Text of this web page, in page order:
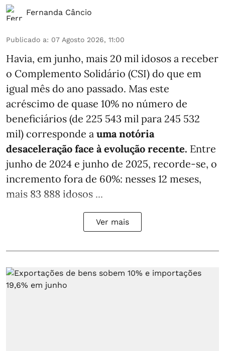
Fernanda Câncio
Publicado a: 07 Agosto 2026, 11:00
Havia, em junho, mais 20 mil idosos a receber
o Complemento Solidário (CSI) do que em
igual mês do ano passado. Mas este
acréscimo de quase 10% no número de
beneficiários (de 225 543 mil para 245 532
mil) corresponde a uma notória
desaceleração face à evolução recente. Entre
junho de 2024 e junho de 2025, recorde-se, o
incremento fora de 60%: nesses 12 meses,
mais 83 888 idosos ...
Ver mais